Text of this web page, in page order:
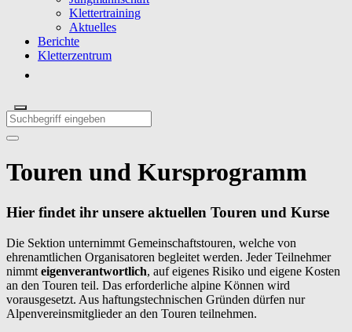
Klettertraining
Aktuelles
Berichte
Kletterzentrum
Touren und Kursprogramm
Hier findet ihr unsere aktuellen Touren und Kurse
Die Sektion unternimmt Gemeinschaftstouren, welche von
ehrenamtlichen Organisatoren begleitet werden. Jeder Teilnehmer
nimmt eigenverantwortlich, auf eigenes Risiko und eigene Kosten
an den Touren teil. Das erforderliche alpine Können wird
vorausgesetzt. Aus haftungstechnischen Gründen dürfen nur
Alpenvereinsmitglieder an den Touren teilnehmen.